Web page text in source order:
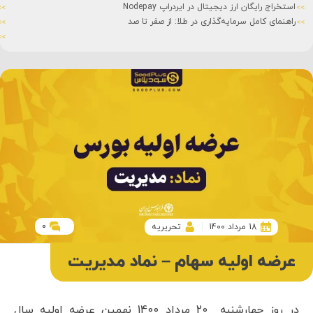
استخراج رایگان ارز دیجیتال در ایردراپ Nodepay
راهنمای کامل سرمایه‌گذاری در طلا: از صفر تا صد
عرضه اولیه سهام – نماد مدیریت
18 مرداد 1400 تحریریه 0